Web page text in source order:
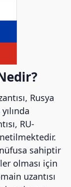
Rusya
RU-
sahiptir
olması için
uzantısı